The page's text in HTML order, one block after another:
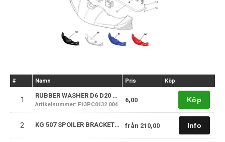
# Namn Pris Köp
1 RUBBER WASHER D6 D20 EP4
Artikelnummer: F13PC0132.004
6,00 Köp
2 KG 507 SPOILER BRACKETS UPPER STANDARD från 210,00